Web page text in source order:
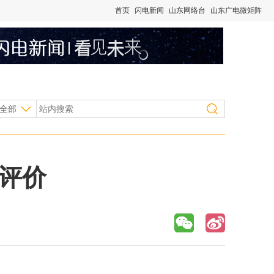
首页 闪电新闻 山东网络台 山东广电微矩阵
部
价